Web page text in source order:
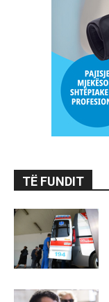
TË FUNDIT